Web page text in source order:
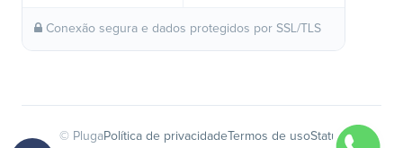
Conexão segura e dados protegidos por SSL/TLS
© PlugaPolítica de privacidadeTermos de usoStatus